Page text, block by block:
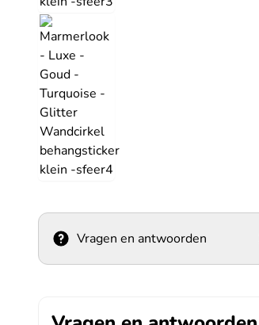
Vragen en antwoorden